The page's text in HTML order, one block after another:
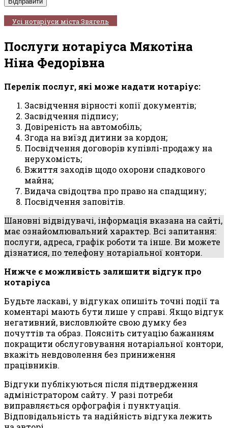
Усі нотаріуси міста Звягель
Послуги нотаріуса Мякотіна
Ніна Федорівна
Перелік послуг, які може надати нотаріус:
Засвідчення вірності копії документів;
Засвідчення підпису;
Довіреність на автомобіль;
Згода на виїзд дитини за кордон;
Посвідчення договорів купівлі-продажу на
нерухомість;
Вжиття заходів щодо охорони спадкового
майна;
Видача свідоцтва про право на спадщину;
Посвідчення заповітів.
Шановні відвідувачі, інформація вказана на сайті,
має ознайомлювальний характер. Всі запитання:
послуги, адреса, графік роботи та інше. Ви можете
дізнатися, по телефону нотаріальної контори.
Нижче є можливість залишити відгук про
нотаріуса
Будьте ласкаві, у відгуках опишіть точні події та
коментарі мають бути лише у справі. Якщо відгук
негативний, висловлюйте свою думку без
почуттів та образ. Поясніть ситуацію бажанням
покращити обслуговування нотаріальної контори,
вкажіть невдоволення без приниження
працівників.
Відгуки публікуються після підтвердження
адміністратором сайту. У разі потреби
виправляється орфографія і пунктуація.
Відповідальність та надійність відгука лежить